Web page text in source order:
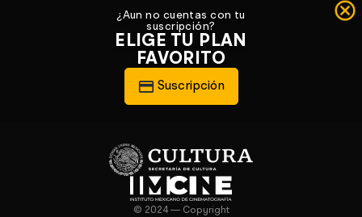
¿Aun no cuentas con tu
suscripción?
ELIGE TU PLAN
FAVORITO
Suscripción
© 2024 — Copyright